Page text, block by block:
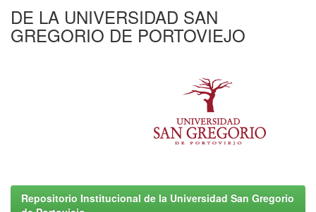
DE LA UNIVERSIDAD SAN
GREGORIO DE PORTOVIEJO
Repositorio Institucional de la Universidad San Gregorio